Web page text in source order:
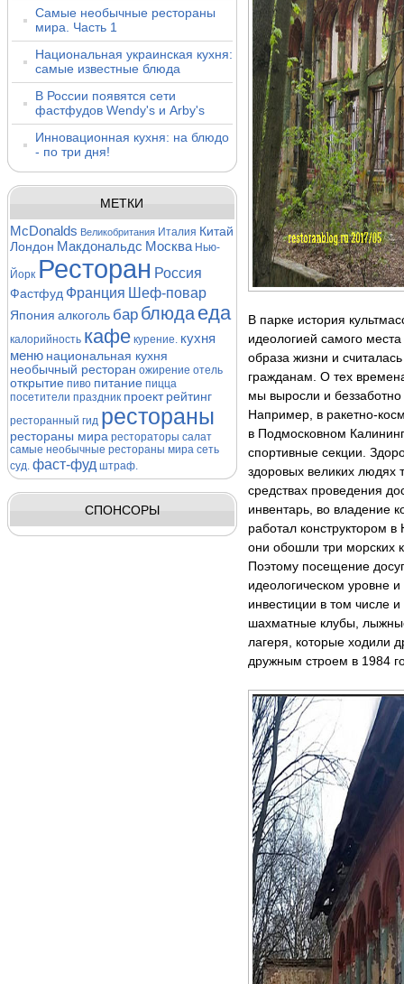
Самые необычные рестораны
мира. Часть 1
Национальная украинская кухня:
самые известные блюда
В России появятся сети
фастфудов Wendy's и Arby's
Инновационная кухня: на блюдо
- по три дня!
МЕТКИ
McDonalds Великобритания Италия Китай
Лондон Макдональдс Москва Нью-
Йорк Ресторан Россия
Фастфуд Франция Шеф-повар
Япония алкоголь бар блюдаеда
калорийность кафе курение. кухня
меню национальная кухня
необычный ресторан ожирение отель
открытие пиво питание пицца
посетители праздник проект рейтинг
ресторанный гид рестораны
рестораны мира рестораторы салат
самые необычные рестораны мира сеть
суд. фаст-фуд штраф.
СПОНСОРЫ
В парке история
идеологией самого
образа жизни и
гражданам. О тех
мы выросли и
Например, в ракетно-
в Подмосковном
спортивные секции.
здоровых великих людях
средствах проведения
инвентарь, во владение
работал конструктором
они обошли три морских
Поэтому посещение
идеологическом уровне
инвестиции в том числе
шахматные клубы,
лагеря, которые ходили
дружным строем в 1984